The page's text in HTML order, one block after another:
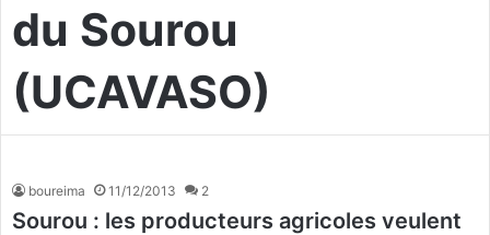
du Sourou
(UCAVASO)
boureima 11/12/2013 2
Sourou : les producteurs agricoles veulent